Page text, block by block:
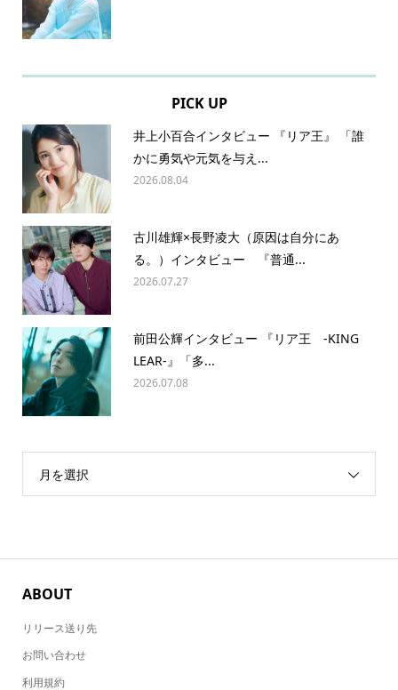
PICK UP
井上小百合インタビュー 『リア王』 「誰
かに勇気や元気を与え...
2026.08.04
古川雄輝×長野凌大（原因は自分にあ
る。）インタビュー 『普通...
2026.07.27
前田公輝インタビュー 『リア王 -KING
LEAR-』「多...
2026.07.08
月を選択
ABOUT
リリース送り先
お問い合わせ
利用規約